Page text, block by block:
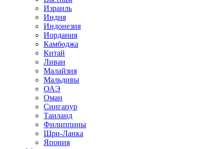
Израиль
Индия
Индонезия
Иордания
Камбоджа
Китай
Ливан
Малайзия
Мальдивы
ОАЭ
Оман
Сингапур
Таиланд
Филиппины
Шри-Ланка
Япония